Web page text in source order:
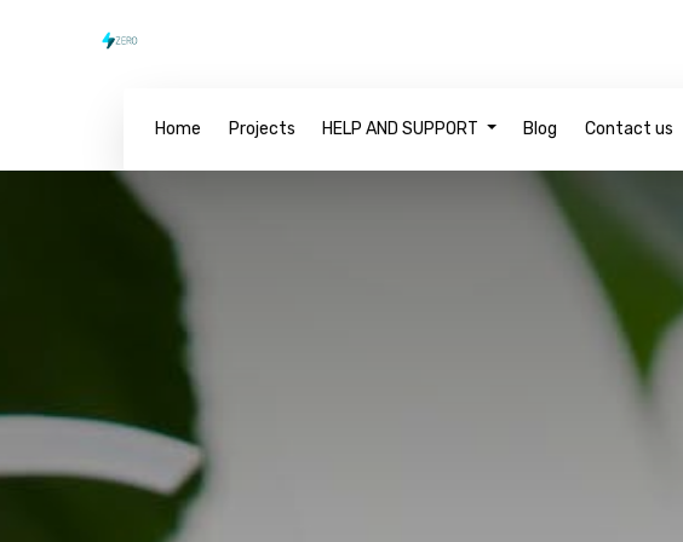
Home Projects HELP AND SUPPORT Blog Contact us